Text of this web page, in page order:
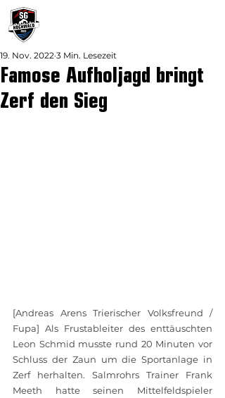
Famose Aufholjagd bringt
Zerf den Sieg
19. Nov. 2022 3 Min. Lesezeit
[Andreas Arens Trierischer Volksfreund /
Fupa] Als Frustableiter des enttäuschten
Leon Schmid musste rund 20 Minuten vor
Schluss der Zaun um die Sportanlage in
Zerf herhalten. Salmrohrs Trainer Frank
Meeth hatte seinen Mittelfeldspieler